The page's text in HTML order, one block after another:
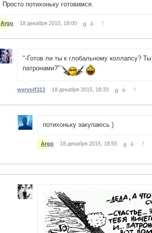
Просто потихоньку готовимся.
Argo 18 декабря 2015, 18:00 0 ↑
"-Готов ли ты к глобальному коллапсу?
патронами?"
wervolf313 18 декабря 2015, 18:33 0 ↑
потихоньку закупаюсь )
Argo 18 декабря 2015, 18:55 0 ↑